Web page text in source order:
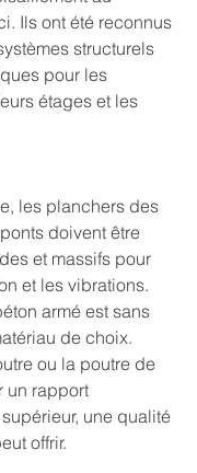
Ils ont été reconnus
structurels
pour les
étages et les
les planchers des
doivent être
et massifs pour
et les vibrations.
armé est sans
de choix.
ou la poutre de
un rapport
une qualité
offrir.